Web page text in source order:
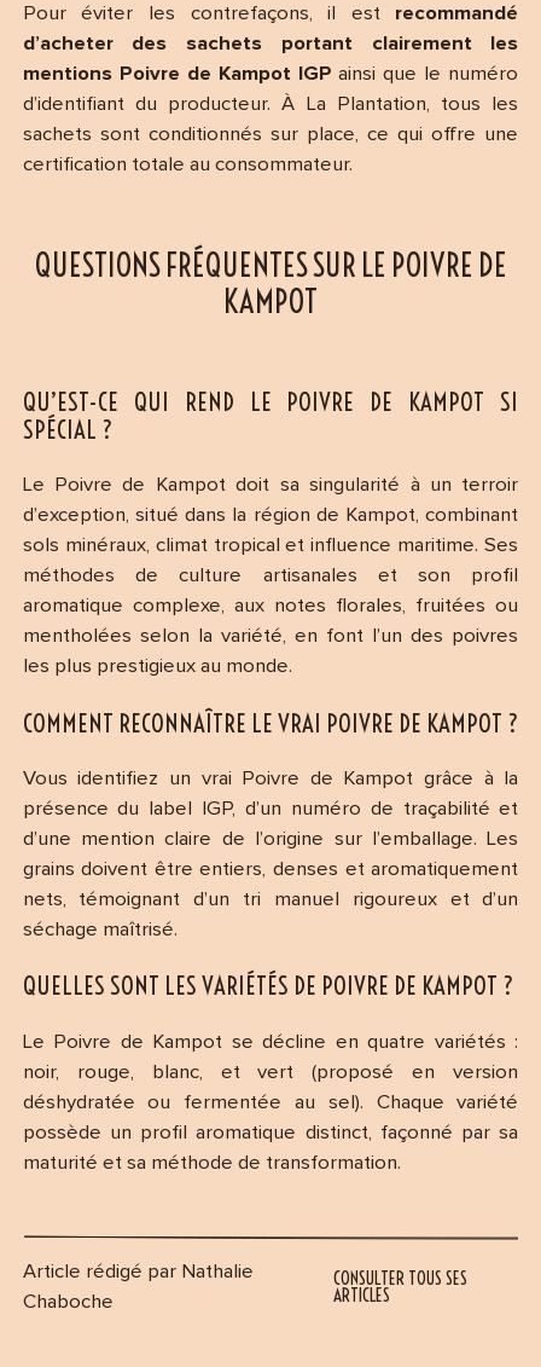
Pour éviter les contrefaçons, il est recommandé
d’acheter des sachets portant clairement les
mentions Poivre de Kampot IGP ainsi que le numéro
d’identifiant du producteur. À La Plantation, tous les
sachets sont conditionnés sur place, ce qui offre une
certification totale au consommateur.
QUESTIONS FRÉQUENTES SUR LE POIVRE DE
KAMPOT
QU’EST-CE QUI REND LE POIVRE DE KAMPOT SI
SPÉCIAL ?
Le Poivre de Kampot doit sa singularité à un terroir
d’exception, situé dans la région de Kampot, combinant
sols minéraux, climat tropical et influence maritime. Ses
méthodes de culture artisanales et son profil
aromatique complexe, aux notes florales, fruitées ou
mentholées selon la variété, en font l’un des poivres
les plus prestigieux au monde.
COMMENT RECONNAÎTRE LE VRAI POIVRE DE KAMPOT ?
Vous identifiez un vrai Poivre de Kampot grâce à la
présence du label IGP, d’un numéro de traçabilité et
d’une mention claire de l’origine sur l’emballage. Les
grains doivent être entiers, denses et aromatiquement
nets, témoignant d’un tri manuel rigoureux et d’un
séchage maîtrisé.
QUELLES SONT LES VARIÉTÉS DE POIVRE DE KAMPOT ?
Le Poivre de Kampot se décline en quatre variétés :
noir, rouge, blanc, et vert (proposé en version
déshydratée ou fermentée au sel). Chaque variété
possède un profil aromatique distinct, façonné par sa
maturité et sa méthode de transformation.
Article rédigé par Nathalie
Chaboche
CONSULTER TOUS SES
ARTICLES